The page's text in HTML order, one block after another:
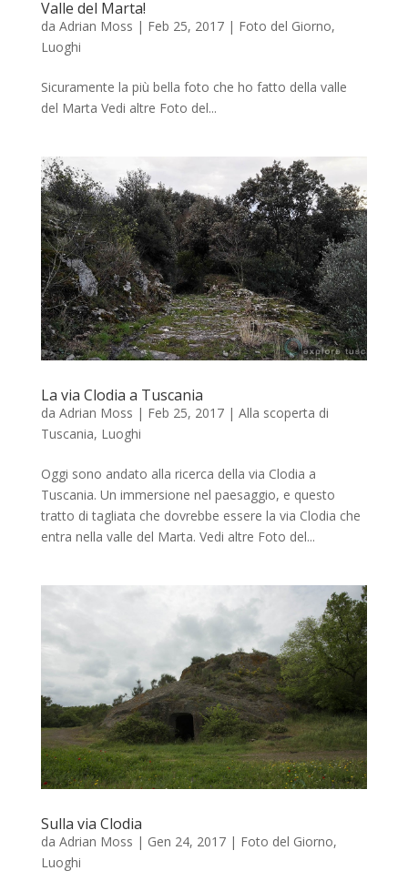
Valle del Marta!
da Adrian Moss | Feb 25, 2017| Foto del Giorno,
Luoghi
Sicuramente la più bella foto che ho fatto della valle
del Marta Vedi altre Foto del...
La via Clodia a Tuscania
da Adrian Moss | Feb 25, 2017| Alla scoperta di
Tuscania, Luoghi
Oggi sono andato alla ricerca della via Clodia a
Tuscania. Un immersione nel paesaggio, e questo
tratto di tagliata che dovrebbe essere la via Clodia che
entra nella valle del Marta. Vedi altre Foto del...
Sulla via Clodia
da Adrian Moss | Gen 24, 2017| Foto del Giorno,
Luoghi